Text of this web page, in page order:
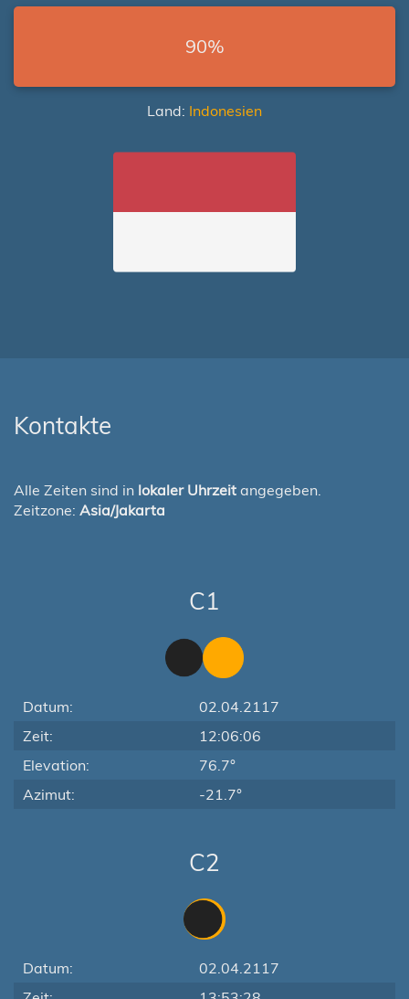
90%
Land: Indonesien
Kontakte
Alle Zeiten sind in lokaler Uhrzeit angegeben.
Zeitzone: Asia/Jakarta
C1
Datum:
02.04.2117
Zeit:
12:06:06
Elevation:
76.7°
Azimut:
-21.7°
C2
Datum:
02.04.2117